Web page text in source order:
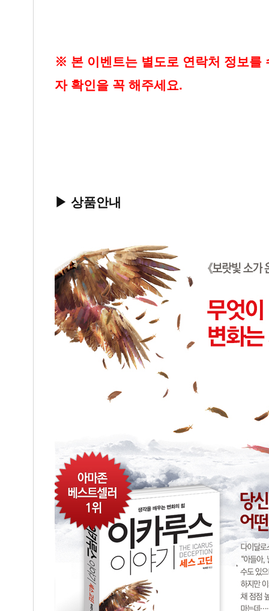
※ 본 이벤트는 별도로 연락처 정보를
자 확인을 꼭 해주세요.
▶ 상품안내